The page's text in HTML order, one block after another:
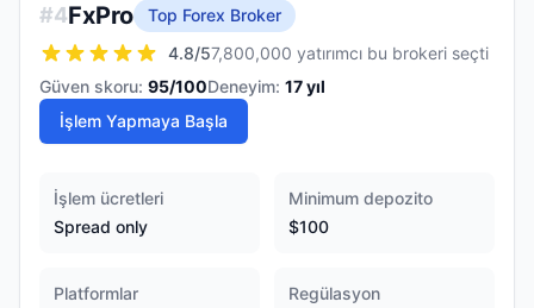
#4FxPro
Top Forex Broker
4.8/57,800,000 yatırımcı bu brokeri seçti
Güven skoru: 95/100Deneyim: 17yıl
İşlem Yapmaya Başla
İşlem ücretleri
Spread only
Minimum depozito
$100
Platformlar
Regülasyon